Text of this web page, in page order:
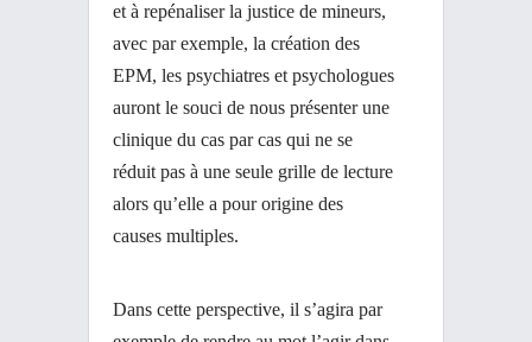
et à repénaliser la justice de mineurs,
avec parexemple, la création des
EPM, les psychiatres et psychologues
auront le souci de nous présenterune
clinique du cas par cas qui ne se
réduit pas à une seule grille de lecture
alors qu’elle a pour origine des
causes multiples.
Dans cette perspective, il s’agira par